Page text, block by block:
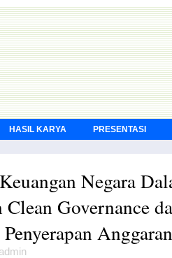
HASIL KARYA PRESENTASI
Negara
Governance dan
Anggaran